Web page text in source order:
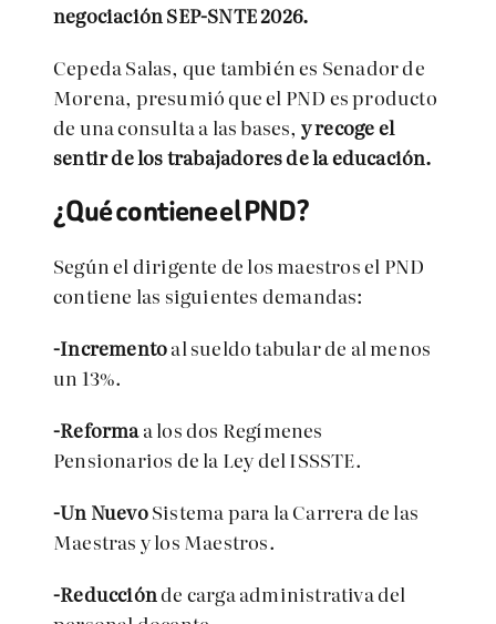
negociación SEP-SNTE 2026.
Cepeda Salas, que también es Senador de
Morena, presumió que el PND es producto
de una consulta a las bases, y recoge el
sentir de los trabajadores de la educación.
¿Qué contiene el PND?
Según el dirigente de los maestros el PND
contiene las siguientes demandas:
-Incrementoal sueldo tabular de al menos
un 13%.
-Reformaa los dos Regímenes
Pensionarios de la Ley del ISSSTE.
-Un NuevoSistema para la Carrera de las
Maestras y los Maestros.
-Reducciónde carga administrativa del